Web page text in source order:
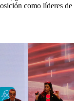
como líderes de